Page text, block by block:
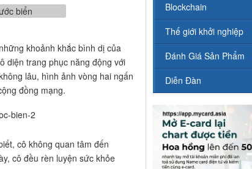
khoảnh khắc bình dị của
diện trang phục năng động với
lâu, hình ảnh vòng hai ngấn
đồng mạng.
cô không quan tâm đến
cô đều rèn luyện sức khỏe
Blockchain
Thế giới khởi nghiệp
Đánh Giá Sản Phẩm
Diễn Đàn